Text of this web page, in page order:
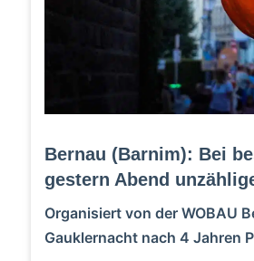
Bernau (Barnim): Bei
gestern Abend
Organisiert von der WOBAU
Gauklernacht nach 4 Jahren